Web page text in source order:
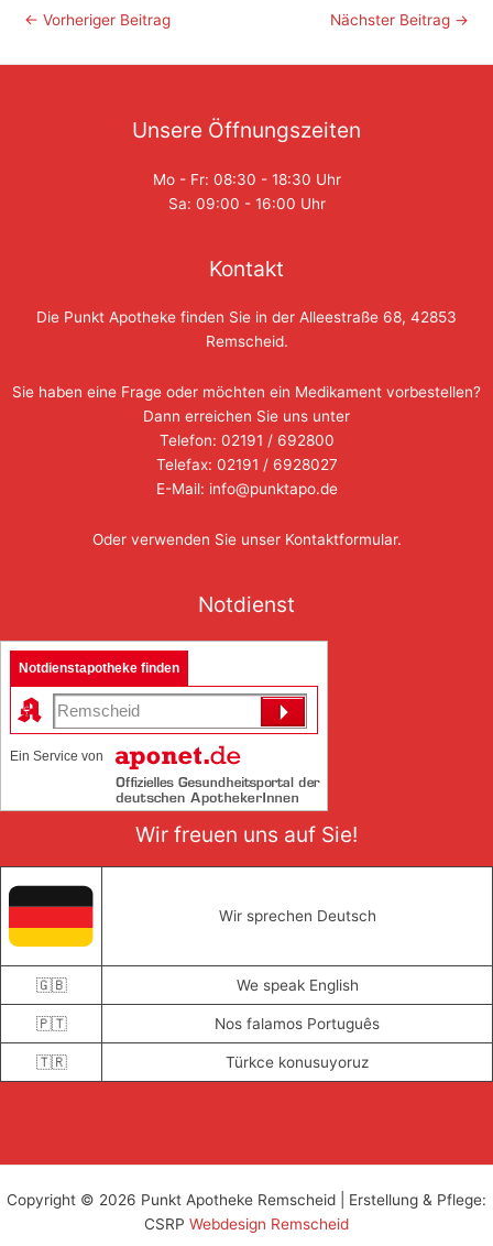
← Vorheriger Beitrag Nächster Beitrag →
Unsere Öffnungszeiten
Mo - Fr: 08:30 - 18:30 Uhr
Sa: 09:00 - 16:00 Uhr
Kontakt
Die Punkt Apotheke finden Sie in der Alleestraße 68, 42853
Remscheid.
Sie haben eine Frage oder möchten ein Medikament vorbestellen?
Dann erreichen Sie uns unter
Telefon: 02191 / 692800
Telefax: 02191 / 6928027
E-Mail: info@punktapo.de
Oder verwenden Sie unser Kontaktformular.
Notdienst
Notdienstapotheke finden
Ein Service von
Wir freuen uns auf Sie!
Wir sprechen Deutsch
🇬🇧 We speak English
🇵🇹 Nos falamos Português
🇹🇷 Türkce konusuyoruz
Copyright © 2026 Punkt Apotheke Remscheid | Erstellung & Pflege:
CSRP Webdesign Remscheid